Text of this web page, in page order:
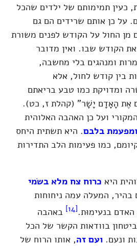
תמימותם של ילדים שהכל
על כן אותם שרידים הם גם
החול על הקודש לפנים משורת
הקודש שבו. ואין מדובר
ומנהגים בלי מחשבה,
קודש לחול, אלא
ומדויקת כמו טבע בריאתם
אֶת הָאָדָם יָשָׁר"(קהלת ז, כט).
ועל כן האהבה האלוהית
בלבם. היא תשתית היחס
כמו פעימות הלב התדירות
היאכרוח צח מלא בשׂמי
המעלה עמה ניחוחות
בנעימוּת.[14]
באהבה
בוודאות הקשר של הכל
ונעם.ועם זה, אותו הרוח של